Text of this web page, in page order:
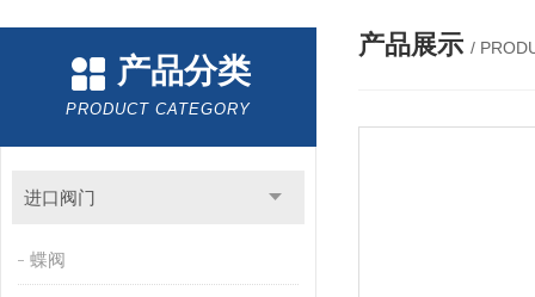
产品分类
PRODUCT CATEGORY
进口阀门
蝶阀
产品展示 /